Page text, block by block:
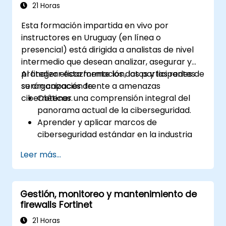
21 Horas
Esta formación impartida en vivo por
instructores en Uruguay (en línea o
presencial) está dirigida a analistas de nivel
intermedio que desean analizar, asegurar y
proteger eficazmente los datos y las redes de
su organización frente a amenazas
cibernéticas.
Al finalizar esta formación, los participantes
serán capaces de:
Obtener una comprensión integral del
panorama actual de la ciberseguridad.
Aprender y aplicar marcos de
ciberseguridad estándar en la industria
mejores prácticas para mejorar la
postura de seguridad de su organización.
Implementar medidas eficaces de
seguridad de red, incluida la configuración
de firewalls, VPNs, sistemas IDS/IPS y el
uso de técnicas de cifrado para proteger
Leer más...
Gestión, monitoreo y mantenimiento de
firewalls Fortinet
21 Horas